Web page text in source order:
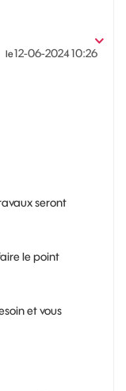
le‎12-06-202410:26
seront
le point
et vous